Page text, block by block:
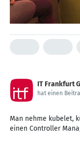
IT Frankfurt
hat einen
Man nehme kubelet,
einen Controller